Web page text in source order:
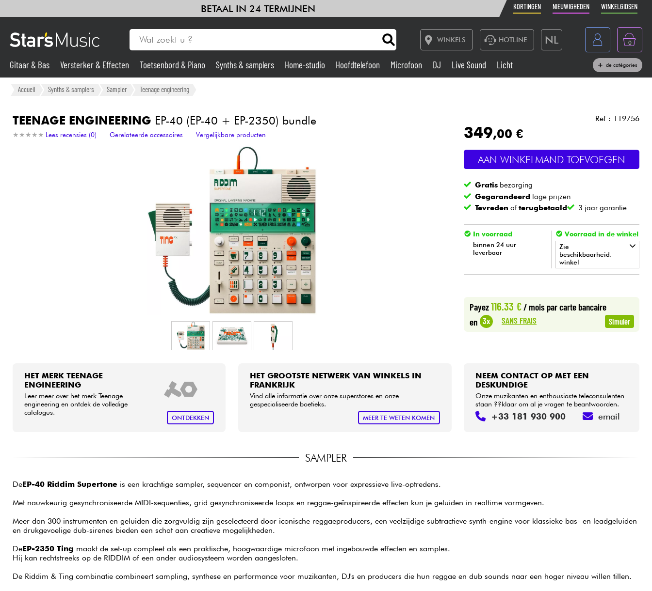
BETAAL IN 24 TERMIJNEN KORTINGEN NIEUWIGHEDEN WINKELGIDSEN
WINKELS HOTLINE NL
France
Belgique
Deutschland
0
Gitaar & Bas
Synths & samplers Home-studio
Live Sound
Drums & percussie Blaasinstrument
Kinderen Kabels & toebehoren
Sets
Bekijk onze merken
Gitaar & Bas Versterker & Effecten Toetsenbord & Piano Synths & samplers Home-studio Hoofdtelefoon Microfoon DJ Live Sound Licht de catégories
Accueil Synths & samplers Sampler Teenage engineering
TEENAGE ENGINEERING EP-40 (EP-40 + EP-2350) bundle
★ ★ ★ ★ ★
★ ★ ★ ★ ★ Lees recensies (0) Gerelateerde accessoires Vergelijkbare producten
Ref : 119756
349,00 €
AAN WINKELMAND TOEVOEGEN
Gratis bezorging
Gegarandeerd lage prijzen
Tevreden ofterugbetaald 3 jaar garantie
In voorraad
binnen 24 uur
leverbaar
Voorraad in de winkel
Zie
beschikbaarheid.
winkel
Payez116.33 €/ mois par carte bancaire
en 3x SANS FRAIS Simuler
HET MERK TEENAGE
ENGINEERING
Leer meer over het merk Teenage
engineering en ontdek de volledige
catalogus.
ONTDEKKEN
HET GROOTSTE NETWERK VAN WINKELS IN
FRANKRIJK
Vind alle informatie over onze superstores en onze
gespecialiseerde boetieks.
MEER TE WETEN KOMEN
NEEM CONTACT OP MET EEN
DESKUNDIGE
Onze muzikanten en enthousiaste teleconsulenten
staan ??klaar om al je vragen te beantwoorden.
+33 181 930 900 email
SAMPLER
DeEP-40 Riddim Supertoneis een krachtige sampler, sequencer en componist, ontworpen voor expressieve live-optredens.
Met nauwkeurig gesynchroniseerde MIDI-sequenties, grid gesynchroniseerde loops en reggae-geïnspireerde effecten kun je geluiden in realtime vormgeven.
Meer dan 300 instrumenten en geluiden die zorgvuldig zijn geselecteerd door iconische reggaeproducers, een veelzijdige subtractieve synth-engine voor klassieke bas- en leadgeluiden
en drukgevoelige dub-sirenes bieden een schat aan creatieve mogelijkheden.
DeEP-2350 Ting maakt de set-up compleet als een praktische, hoogwaardige microfoon met ingebouwde effecten en samples.
Hij kan rechtstreeks op de RIDDIM of een ander audiosysteem worden aangesloten.
De Riddim & Ting combinatie combineert sampling, synthese en performance voor muzikanten, DJ's en producers die hun reggae en dub sounds naar een hoger niveau willen tillen.